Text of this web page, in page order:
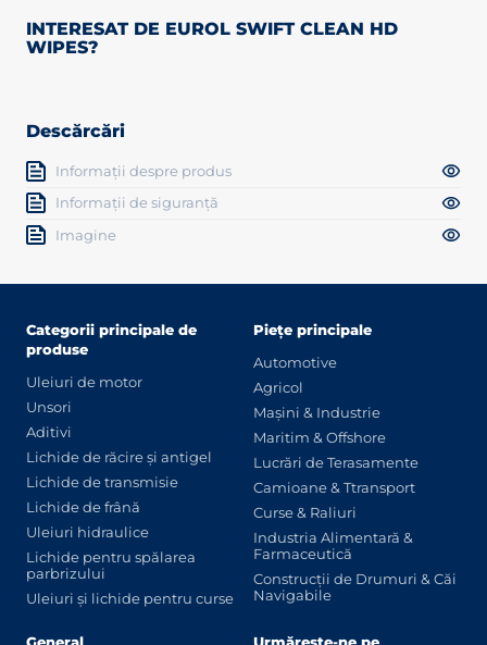
INTERESAT DE EUROL SWIFT CLEAN HD
WIPES?
Descărcări
Informații despre produs
Informații de siguranță
Imagine
Categorii principale de
produse
Uleiuri de motor
Unsori
Aditivi
Lichide de răcire și antigel
Lichide de transmisie
Lichide de frână
Uleiuri hidraulice
Lichide pentru spălarea
parbrizului
Uleiuri și lichide pentru curse
Piețe principale
Automotive
Agricol
Mașini & Industrie
Maritim & Offshore
Lucrări de Terasamente
Camioane & Ttransport
Curse & Raliuri
Industria Alimentară &
Farmaceutică
Construcții de Drumuri & Căi
Navigabile